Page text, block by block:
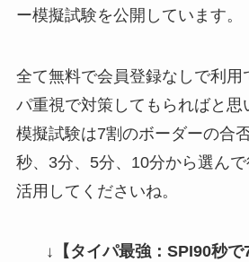
ー模擬試験を公開しています。
全て無料で会員登録なしで利用
パ重視で対策してもらればと思
模擬試験は7割のボーダーの合
秒、3分、5分、10分から選ん
活用してくださいね。
↓ 【タイパ最強：SPI90秒で